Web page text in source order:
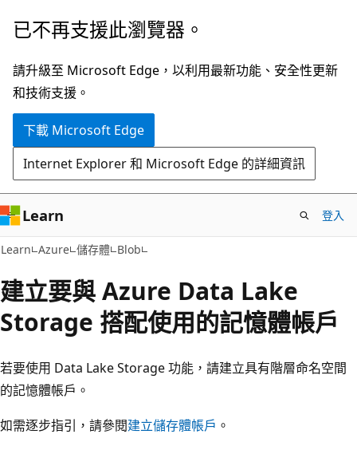
跳
主
要
內
已不再支援此瀏覽器。
請升級至 Microsoft Edge，以利用最新功能、安全性更新
和技術支援。
下載 Microsoft Edge
Internet Explorer 和 Microsoft Edge 的詳細資訊
Learn 登入
Learn Azure 儲存體 Blob
建立要與 Azure Data Lake
Storage 搭配使用的記憶體帳戶
若要使用 Data Lake Storage 功能，請建立具有階層命名空間
的記憶體帳戶。
如需逐步指引，請參閱建立儲存體帳戶 。